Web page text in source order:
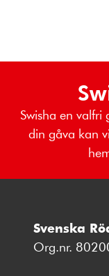
Swisha en
din gåva kan
Svenska
Org.nr.